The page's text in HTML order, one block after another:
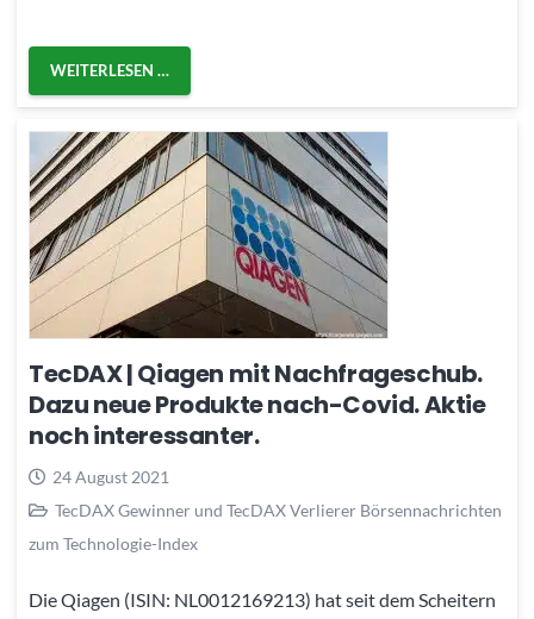
WEITERLESEN …
TecDAX | Qiagen mit Nachfrageschub.
Dazu neue Produkte nach-Covid. Aktie
noch interessanter.
24 August 2021
TecDAX Gewinner und TecDAX Verlierer Börsennachrichten
zum Technologie-Index
Die Qiagen (ISIN: NL0012169213) hat seit dem Scheitern